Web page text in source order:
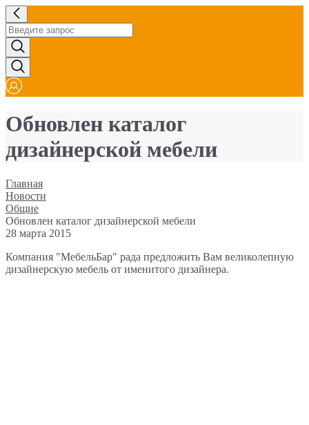
Обновлен каталог
дизайнерской мебели
Главная
Новости
Общие
Обновлен каталог дизайнерской мебели
28 марта 2015
Компания "МебельБар" рада предложить Вам великолепную
дизайнерскую мебель от именитого дизайнера.